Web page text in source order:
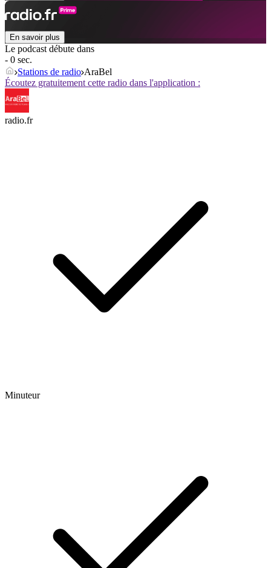
En savoir plus
Le podcast débute dans
- 0 sec.
Stations de radio AraBel
Écoutez gratuitement cette radio dans l'application :
radio.fr
Minuteur